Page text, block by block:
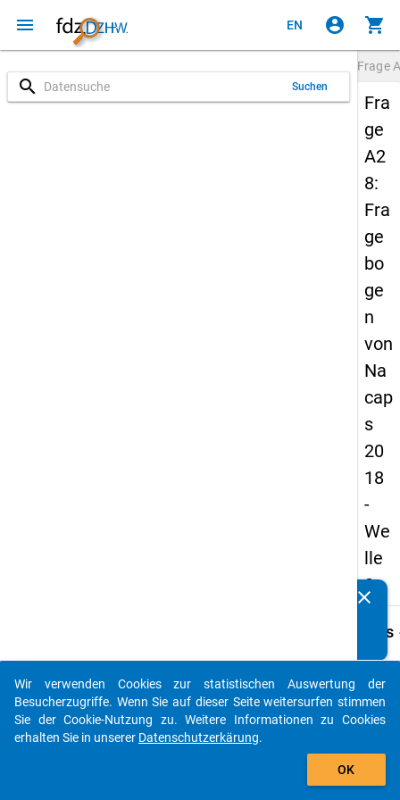
menu EN account_circle shopping_cart
search Suchen
Frage
Fra
ge
A2
8:
Fra
ge
bo
ge
n
von
Na
cap
s
20
18
-
We
lle
2
Details
A28
clear
auto_stories
add_shopping_cart
Wir verwenden Cookies zur statistischen Auswertung der
Besucherzugriffe. Wenn Sie auf dieser Seite weitersurfen stimmen
Sie der Cookie-Nutzung zu. Weitere Informationen zu Cookies
erhalten Sie in unserer Datenschutzerkärung.
OK